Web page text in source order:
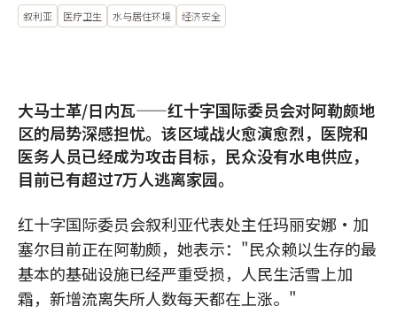
叙利亚 医疗卫生 水与居住环境 经济安全
大马士革/日内瓦——红十字国际委员会对阿勒颇地
区的局势深感担忧。该区域战火愈演愈烈，医院和
医务人员已经成为攻击目标，民众没有水电供应，
目前已有超过7万人逃离家园。
红十字国际委员会叙利亚代表处主任玛丽安娜•加
塞尔目前正在阿勒颇，她表示："民众赖以生存的最
基本的基础设施已经严重受损，人民生活雪上加
霜，新增流离失所人数每天都在上涨。"